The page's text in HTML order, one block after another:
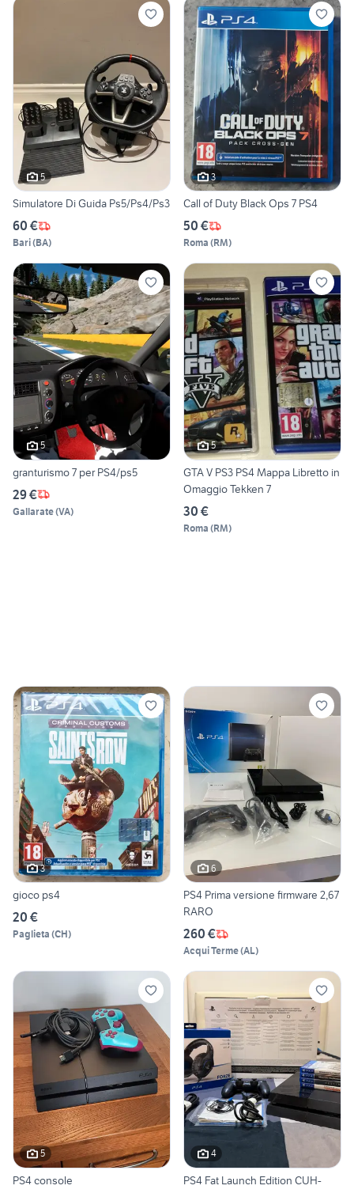
5
Simulatore Di Guida Ps5/Ps4/Ps3
60 €
Bari(BA)
3
Call of Duty Black Ops 7 PS4
50 €
Roma (RM)
5
granturismo 7 per PS4/ps5
29 €
Gallarate(VA)
5
GTA V PS3 PS4 Mappa Libretto in
Omaggio Tekken 7
30 €
Roma (RM)
3
gioco ps4
20 €
Paglieta (CH)
6
PS4 Prima versione firmware 2,67
RARO
260 €
Acqui Terme(AL)
5
PS4 console
4
PS4 Fat Launch Edition CUH-